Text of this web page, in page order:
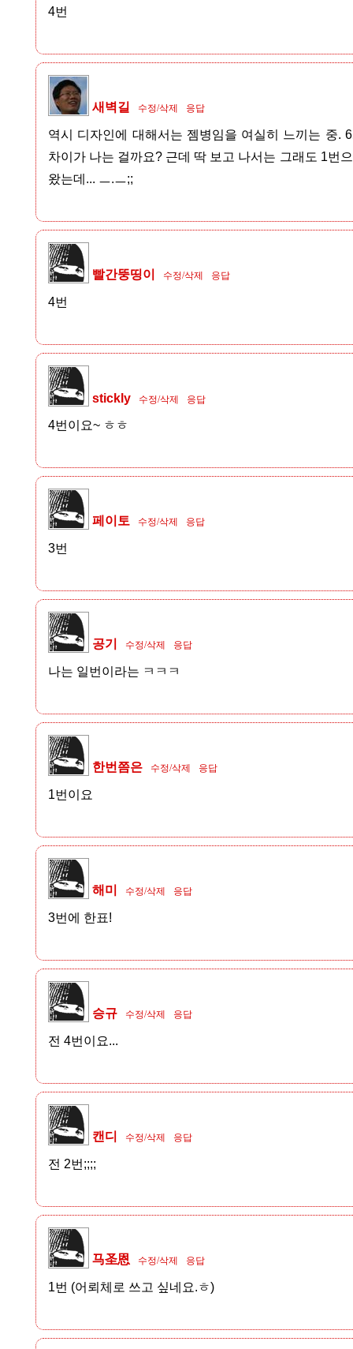
4번
새벽길 수정/삭제 응답
역시 디자인에 대해서는 젬병임을 여실히 느끼는 중.
차이가 나는 걸까요? 근데 딱 보고 나서는 그래도 1번
왔는데... ㅡ.ㅡ;;
빨간뚱띵이 수정/삭제 응답
4번
stickly 수정/삭제 응답
4번이요~ ㅎㅎ
페이토 수정/삭제 응답
3번
공기 수정/삭제 응답
나는 일번이라는 ㅋㅋㅋ
한번쯤은 수정/삭제 응답
1번이요
해미 수정/삭제 응답
3번에 한표!
승규 수정/삭제 응답
전 4번이요...
캔디 수정/삭제 응답
전 2번;;;;
马圣恩 수정/삭제 응답
1번 (어뢰체로 쓰고 싶네요.ㅎ)